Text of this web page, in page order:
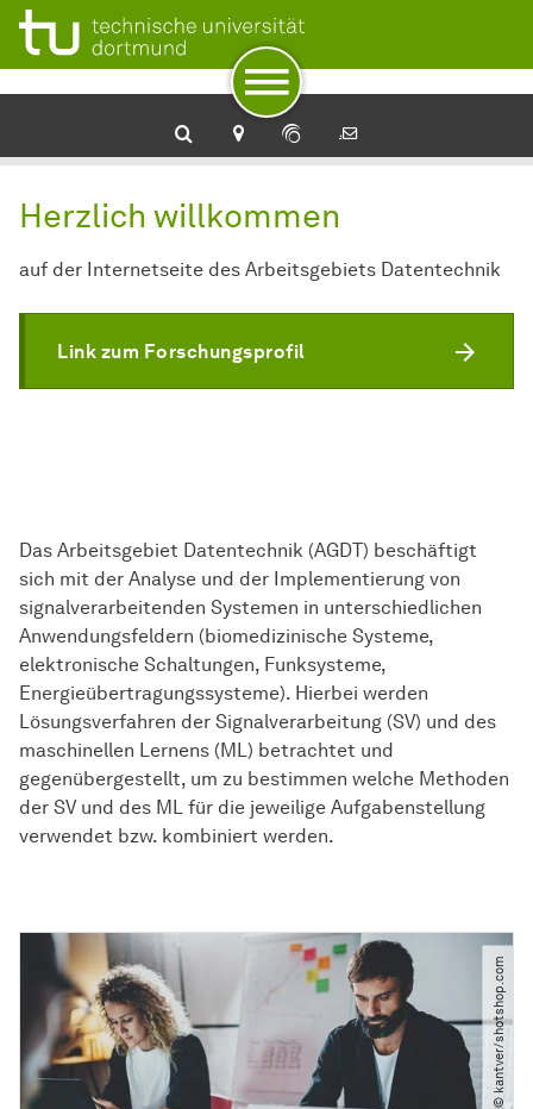
Zur Navigation
Zum Schnellzugriff
Zum Fuß der Seite mit weiteren Services
Zum Inhalt
Zur Startseite
Herzlich willkommen
auf der Internetseite des Arbeitsgebiets Datentechnik
Link zum Forschungsprofil
Das Arbeitsgebiet Datentechnik (AGDT) beschäftigt
sich mit der Analyse und der Implementierung von
signalverarbeitenden Systemen in unterschiedlichen
Anwendungsfeldern (biomedizinische Systeme,
elektronische Schaltungen, Funksysteme,
Energieübertragungssysteme). Hierbei werden
Lösungsverfahren der Signalverarbeitung (SV) und des
maschinellen Lernens (ML) betrachtet und
gegenübergestellt, um zu bestimmen welche Methoden
der SV und des ML für die jeweilige Aufgabenstellung
verwendet bzw. kombiniert werden.
© kantver​/​shotshop.com